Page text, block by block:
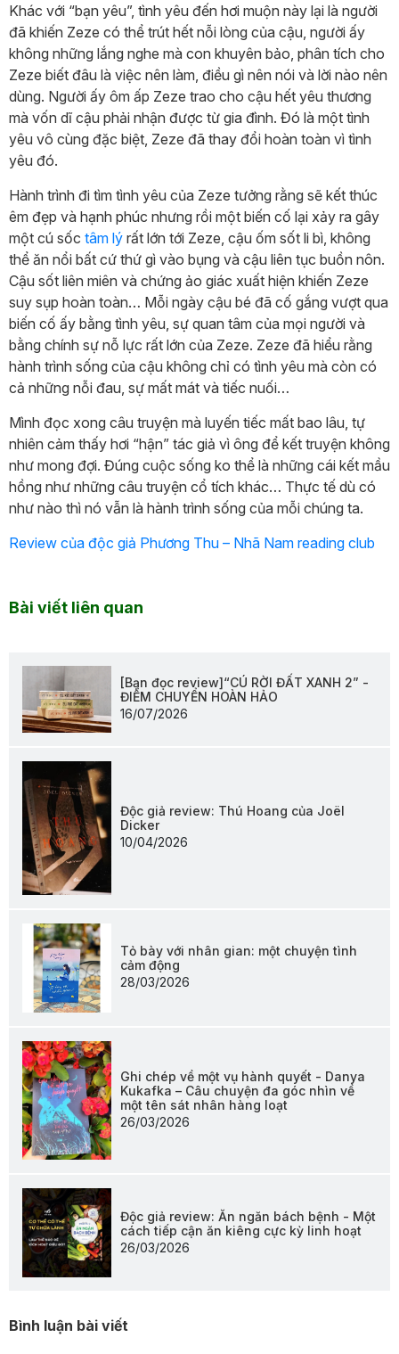
Khác với “bạn yêu”, tình yêu đến hơi muộn này lại là người
đã khiến Zeze có thể trút hết nỗi lòng của cậu, người ấy
không những lắng nghe mà con khuyên bảo, phân tích cho
Zeze biết đâu là việc nên làm, điều gì nên nói và lời nào nên
dùng. Người ấy ôm ấp Zeze trao cho cậu hết yêu thương
mà vốn dĩ cậu phải nhận được từ gia đình. Đó là một tình
yêu vô cùng đặc biệt, Zeze đã thay đổi hoàn toàn vì tình
yêu đó.
Hành trình đi tìm tình yêu của Zeze tưởng rằng sẽ kết thúc
êm đẹp và hạnh phúc nhưng rồi một biến cố lại xảy ra gây
một cú sốc tâm lý rất lớn tới Zeze, cậu ốm sốt li bì, không
thể ăn nổi bất cứ thứ gì vào bụng và cậu liên tục buồn nôn.
Cậu sốt liên miên và chứng ảo giác xuất hiện khiến Zeze
suy sụp hoàn toàn… Mỗi ngày cậu bé đã cố gắng vượt qua
biến cố ấy bằng tình yêu, sự quan tâm của mọi người và
bằng chính sự nỗ lực rất lớn của Zeze. Zeze đã hiểu rằng
hành trình sống của cậu không chỉ có tình yêu mà còn có
cả những nỗi đau, sự mất mát và tiếc nuối…
Mình đọc xong câu truyện mà luyến tiếc mất bao lâu, tự
nhiên cảm thấy hơi “hận” tác giả vì ông để kết truyện không
như mong đợi. Đúng cuộc sống ko thể là những cái kết mầu
hồng như những câu truyện cổ tích khác… Thực tế dù có
như nào thì nó vẫn là hành trình sống của mỗi chúng ta.
Review của độc giả Phương Thu – Nhã Nam reading club
Bài viết liên quan
[Bạn đọc review]“CÚ RỜI ĐẤT XANH 2” -
ĐIỂM CHUYỂN HOÀN HẢO
16/07/2026
Độc giả review: Thú Hoang của Joël
Dicker
10/04/2026
Tỏ bày với nhân gian: một chuyện tình
cảm động
28/03/2026
Ghi chép về một vụ hành quyết - Danya
Kukafka – Câu chuyện đa góc nhìn về
một tên sát nhân hàng loạt
26/03/2026
Độc giả review: Ăn ngăn bách bệnh - Một
cách tiếp cận ăn kiêng cực kỳ linh hoạt
26/03/2026
Bình luận bài viết